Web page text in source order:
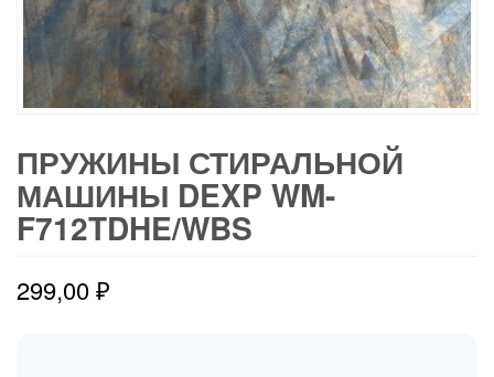
ПРУЖИНЫ СТИРАЛЬНОЙ
МАШИНЫ DEXP WM-
F712TDHE/WBS
299,00₽